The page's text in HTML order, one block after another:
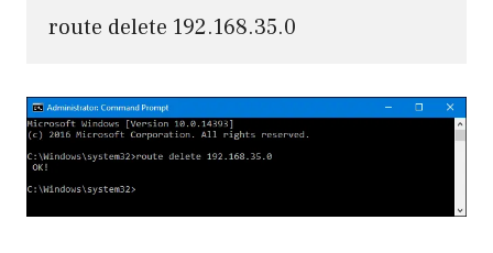
route delete 192.168.35.0